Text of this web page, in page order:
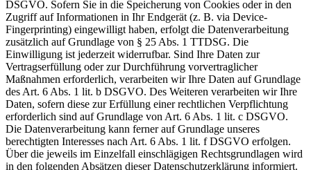
DSGVO. Sofern Sie in die Speicherung von Cookies oder in den
Zugriff auf Informationen in Ihr Endgerät (z. B. via Device-
Fingerprinting) eingewilligt haben, erfolgt die Datenverarbeitung
zusätzlich auf Grundlage von § 25 Abs. 1 TTDSG. Die
Einwilligung ist jederzeit widerrufbar. Sind Ihre Daten zur
Vertragserfüllung oder zur Durchführung vorvertraglicher
Maßnahmen erforderlich, verarbeiten wir Ihre Daten auf Grundlage
des Art. 6 Abs. 1 lit. b DSGVO. Des Weiteren verarbeiten wir Ihre
Daten, sofern diese zur Erfüllung einer rechtlichen Verpflichtung
erforderlich sind auf Grundlage von Art. 6 Abs. 1 lit. c DSGVO.
Die Datenverarbeitung kann ferner auf Grundlage unseres
berechtigten Interesses nach Art. 6 Abs. 1 lit. f DSGVO erfolgen.
Über die jeweils im Einzelfall einschlägigen Rechtsgrundlagen wird
in den folgenden Absätzen dieser Datenschutzerklärung informiert.